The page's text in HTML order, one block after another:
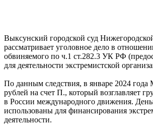
Выксунский городской суд
рассматривает уголовное дело в
обвиняемого по ч.1 ст.282.3 УК РФ
для деятельности экстремистской
По данным следствия, в январе 2024 года
рублей на счет П., который возглавляет
в России международного движения.
использованы для финансирования
деятельности.